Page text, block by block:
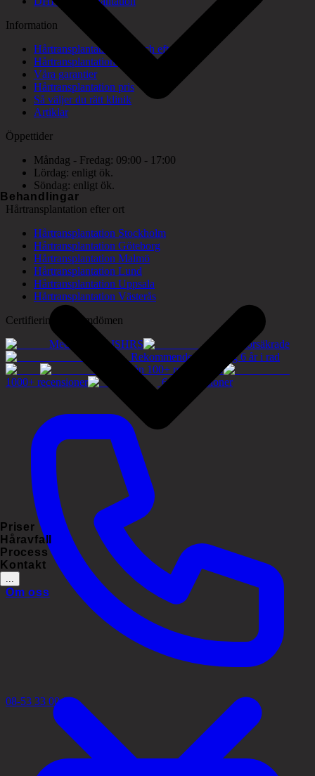
Behandlingar
Priser
Håravfall
Process
Kontakt
...
Om oss
Information
Hårtransplantation före och efter bilder
Hårtransplantation konsultation
Våra garantier
Hårtransplantation pris
Så väljer du rätt klinik
Artiklar
Öppettider
Måndag - Fredag: 09:00 - 17:00
Lördag: enligt ök.
Söndag: enligt ök.
Hårtransplantation efter ort
Hårtransplantation Stockholm
Hårtransplantation Göteborg
Hårtransplantation Malmö
Hårtransplantation Lund
Hårtransplantation Uppsala
Hårtransplantation Västerås
Certifieringar & omdömen
Medlemmar i ISHRS
Tryggt försäkrade
Rekommenderat företag 6 år i rad
5.0/5 från 100+ recensioner
1000+ recensioner
60+ recensioner
08-53 33 00 02